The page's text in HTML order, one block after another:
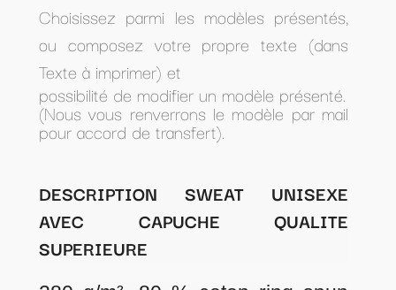
Choisissez parmi les modèles présentés,
ou composez votre propre texte (dans
Texte à imprimer) et
possibilité de modifier un modèle présenté.
(Nous vous renverrons le modèle par mail
pour accord de transfert).
DESCRIPTION SWEAT UNISEXE
AVEC CAPUCHE QUALITE
SUPERIEURE